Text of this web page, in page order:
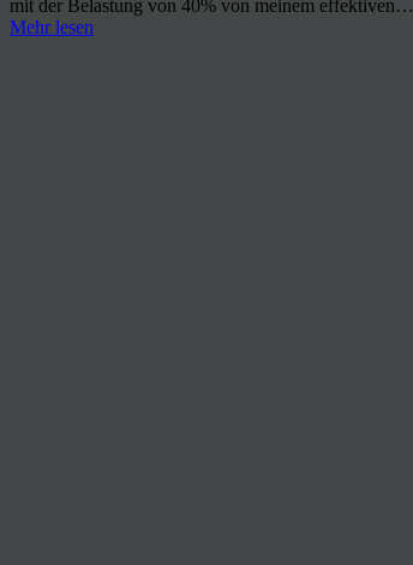
mit der Belastung von 40% von meinem effektiven…
Mehr lesen